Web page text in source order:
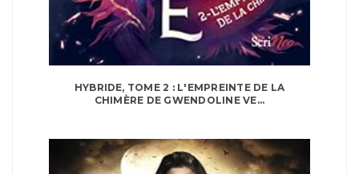
HYBRIDE, TOME 2 : L'EMPREINTE DE LA
CHIMÈRE DE GWENDOLINE VE...